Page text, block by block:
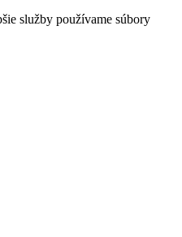
služby používame súbory